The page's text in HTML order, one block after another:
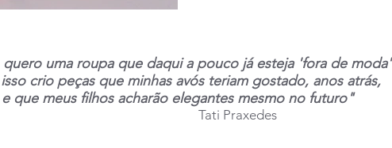
uma roupa que daqui a pouco já esteja 'fora de moda'
crio peças que minhas avós teriam gostado, anos atrás,
e que meus filhos acharão elegantes mesmo no futuro"
Praxedes